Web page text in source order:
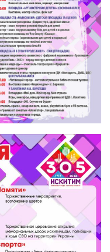
художественный
Коротеева
система»